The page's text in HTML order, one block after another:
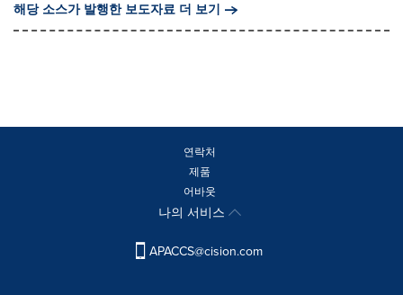
해당 소스가 발행한 보도자료 더 보기
연락처
제품
어바웃
나의 서비스
APACCS@cision.com